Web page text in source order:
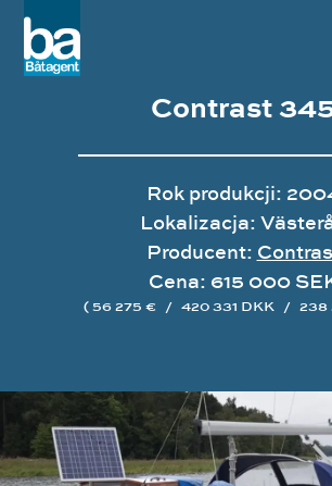
Contrast
Rok produkcji:
Lokalizacja:
Producent:
Cena: 615 000
( 56 275 € / 420 331 DKK / 238